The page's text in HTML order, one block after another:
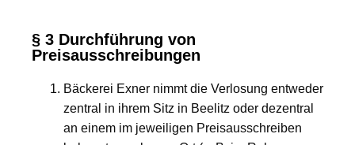
§ 3 Durchführung von
Preisausschreibungen
Bäckerei Exner nimmt die Verlosung entweder
zentral in ihrem Sitz in Beelitz oder dezentral
an einem im jeweiligen Preisausschreiben